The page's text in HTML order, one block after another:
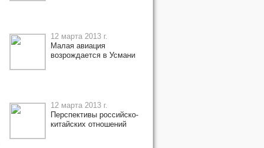
12 марта 2013 г.
Малая авиация
возрождается в Усмани
12 марта 2013 г.
Перспективы российско-
китайских отношений